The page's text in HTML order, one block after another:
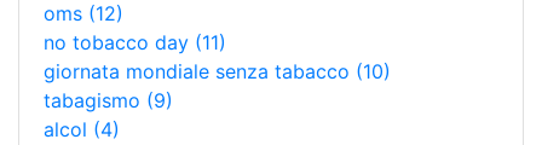
oms (12)
no tobacco day (11)
giornata mondiale senza tabacco (10)
tabagismo (9)
alcol (4)